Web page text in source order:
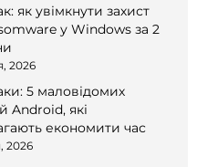
як увімкнути захист
у Windows за 2
2026
5 маловідомих
Android, які
економити час
2026